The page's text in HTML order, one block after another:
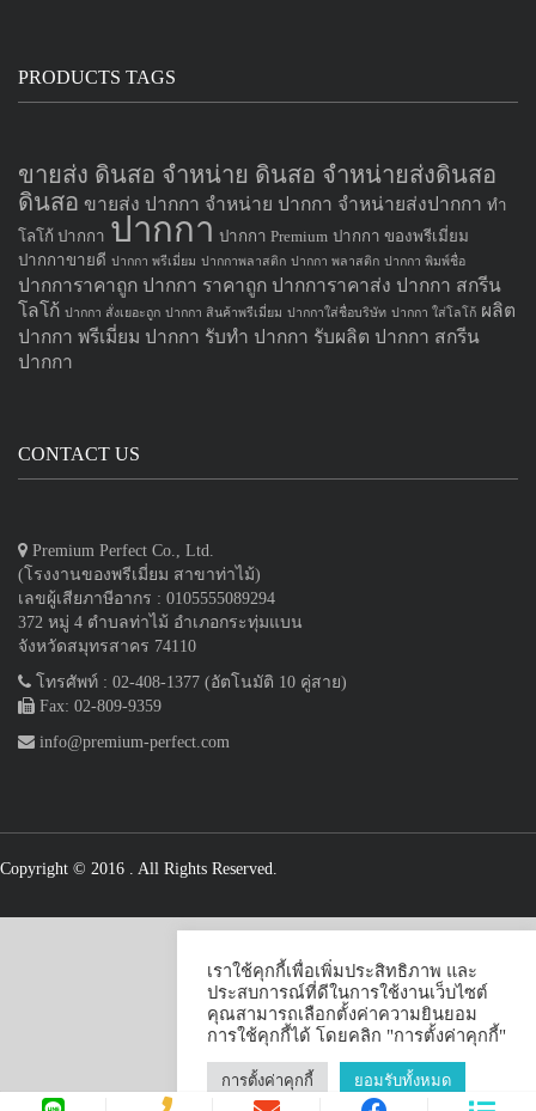
PRODUCTS TAGS
ขายส่ง ดินสอ จำหน่าย ดินสอ จำหน่ายส่งดินสอ
ดินสอ ขายส่ง ปากกา จำหน่าย ปากกา จำหน่ายส่งปากกา ทำ
โลโก้ ปากกา ปากกา ปากกา Premium ปากกา ของพรีเมี่ยม
ปากกาขายดี ปากกา พรีเมี่ยม ปากกาพลาสติก ปากกา พลาสติก ปากกา พิมพ์ชื่อ
ปากการาคาถูก ปากกา ราคาถูก ปากการาคาส่ง ปากกา สกรีน
โลโก้ ปากกา สั่งเยอะถูก ปากกา สินค้าพรีเมี่ยม ปากกาใส่ชื่อบริษัท ปากกา ใส่โลโก้ ผลิต
ปากกา พรีเมี่ยม ปากกา รับทำ ปากกา รับผลิต ปากกา สกรีน
ปากกา
CONTACT US
Premium Perfect Co., Ltd.
(โรงงานของพรีเมี่ยม สาขาท่าไม้)
เลขผู้เสียภาษีอากร : 0105555089294
372 หมู่ 4 ตำบลท่าไม้ อำเภอกระทุ่มแบน
จังหวัดสมุทรสาคร 74110
โทรศัพท์ : 02-408-1377 (อัตโนมัติ 10 คู่สาย)
Fax: 02-809-9359
info@premium-perfect.com
Copyright © 2016 . All Rights Reserved.
เราใช้คุกกี้เพื่อเพิ่มประสิทธิภาพ และ
ประสบการณ์ที่ดีในการใช้งานเว็บไซต์
คุณสามารถเลือกตั้งค่าความยินยอม
การใช้คุกกี้ได้ โดยคลิก "การตั้งค่าคุกกี้"
การตั้งค่าคุกกี้ ยอมรับทั้งหมด